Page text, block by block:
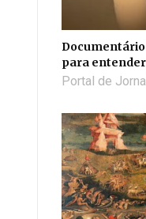
para
Portal de